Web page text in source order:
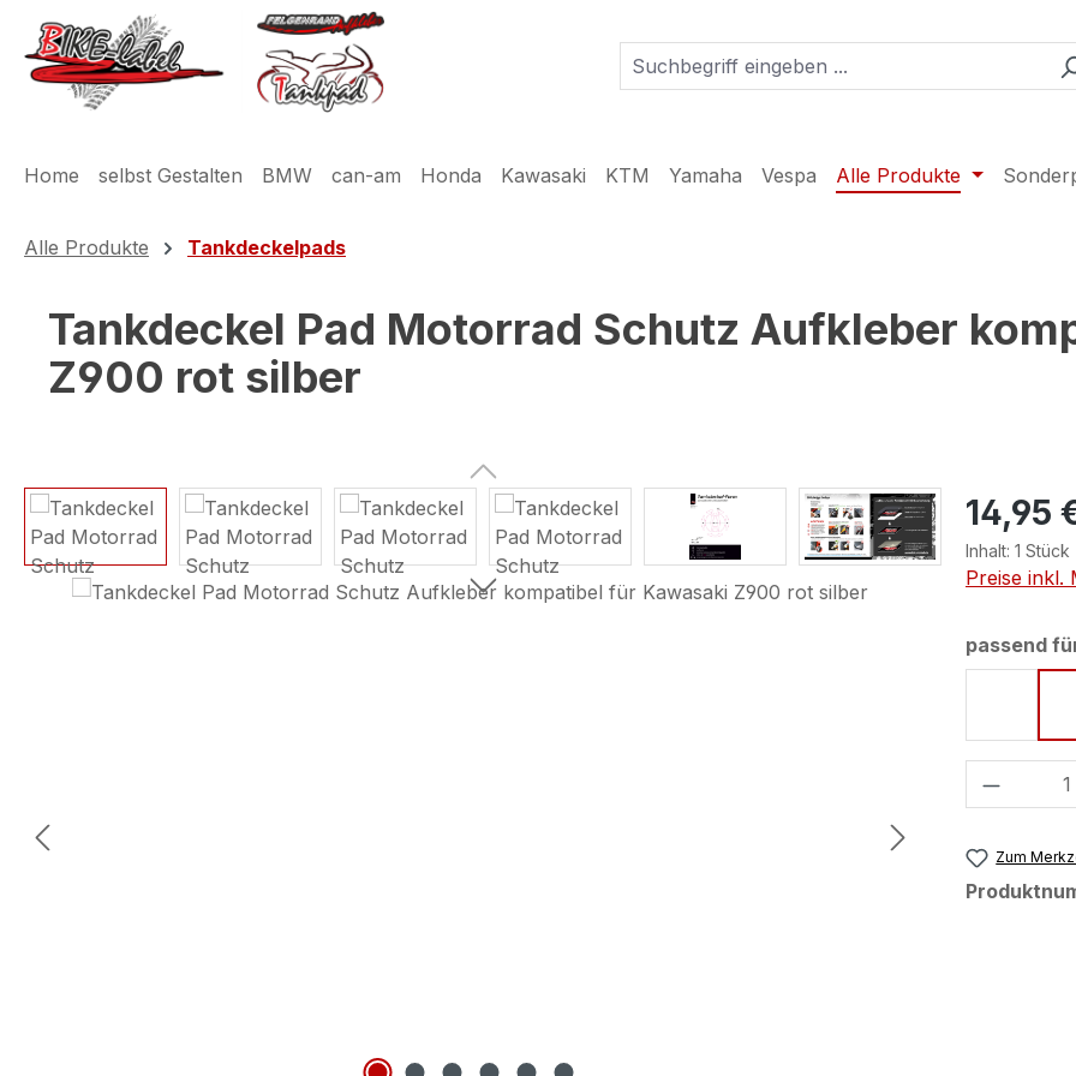
Hauptinhalt springen
Zur Suche springen
Zur Hauptnavigation springen
Home selbst Gestalten BMW can-am Honda Kawasaki KTM Yamaha Vespa Alle Produkte
Alle Produkte Tankdeckelpads
Tankdeckel Pad Motorrad Schutz Aufkleber
Z900 rot silber
Bildergalerie überspringen 14,95
Inhalt: 1 Stück
Preise inkl.
passend
Zum